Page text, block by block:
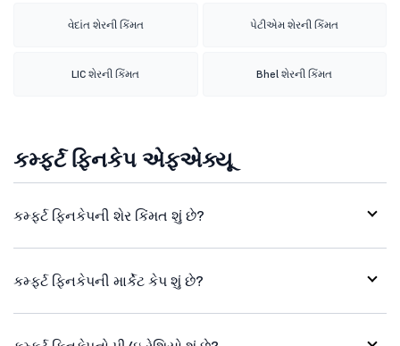
વેદાંત શેરની કિંમત પેટીએમ શેરની કિંમત
LIC શેરની કિંમત Bhel શેરની કિંમત
કમ્ફર્ટ ફિનકેપ એફએક્યૂ
કમ્ફર્ટ ફિનકેપની શેર કિંમત શું છે?
કમ્ફર્ટ ફિનકેપની માર્કેટ કેપ શું છે?